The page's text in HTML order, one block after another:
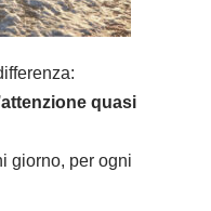
quasi
giorno, per ogni